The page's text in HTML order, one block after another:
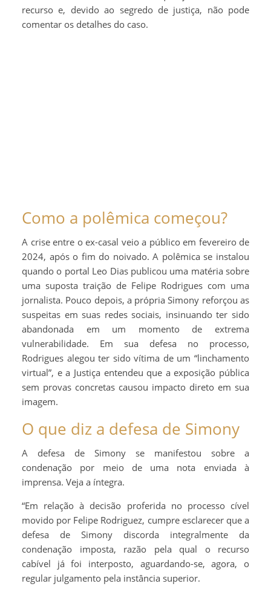
recurso e, devido ao segredo de justiça, não pode
comentar os detalhes do caso.
Como a polêmica começou?
A crise entre o ex-casal veio a público em fevereiro de
2024, após o fim do noivado. A polêmica se instalou
quando o portal Leo Dias publicou uma matéria sobre
uma suposta traição de Felipe Rodrigues com uma
jornalista. Pouco depois, a própria Simony reforçou as
suspeitas em suas redes sociais, insinuando ter sido
abandonada em um momento de extrema
vulnerabilidade. Em sua defesa no processo,
Rodrigues alegou ter sido vítima de um “linchamento
virtual”, e a Justiça entendeu que a exposição pública
sem provas concretas causou impacto direto em sua
imagem.
O que diz a defesa de Simony
A defesa de Simony se manifestou sobre a
condenação por meio de uma nota enviada à
imprensa. Veja a íntegra.
“Em relação à decisão proferida no processo cível
movido por Felipe Rodriguez, cumpre esclarecer que a
defesa de Simony discorda integralmente da
condenação imposta, razão pela qual o recurso
cabível já foi interposto, aguardando-se, agora, o
regular julgamento pela instância superior.